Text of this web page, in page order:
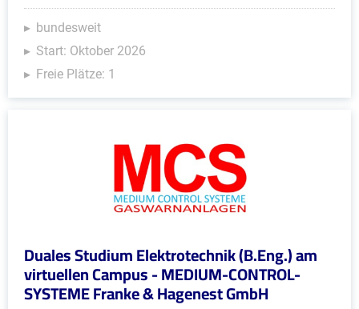
bundesweit
Start: Oktober 2026
Freie Plätze: 1
Duales Studium Elektrotechnik (B.Eng.) am
virtuellen Campus - MEDIUM-CONTROL-
SYSTEME Franke & Hagenest GmbH